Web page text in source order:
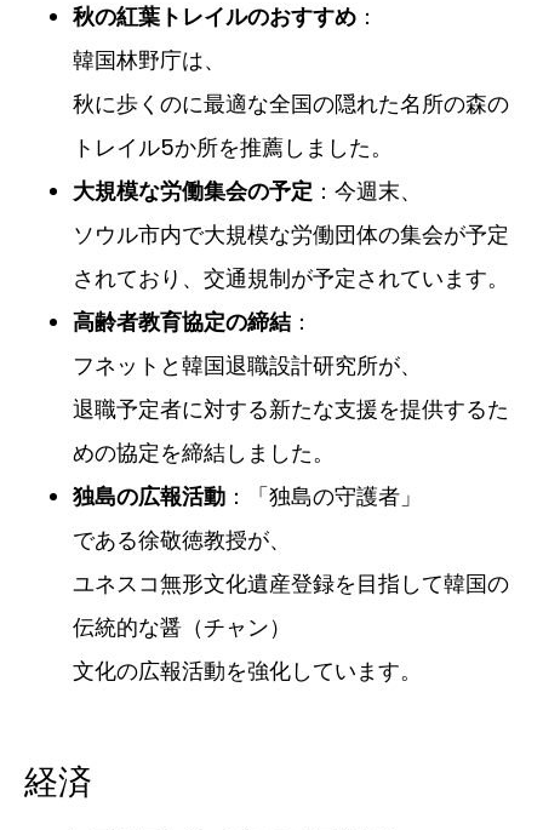
秋の紅葉トレイルのおすすめ ：
韓国林野庁は、
秋に歩くのに最適な全国の隠れた名所の森の
トレイル5か所を推薦しました。
大規模な労働集会の予定 ：今週末、
ソウル市内で大規模な労働団体の集会が予定
されており、交通規制が予定されています。
高齢者教育協定の締結 ：
フネットと韓国退職設計研究所が、
退職予定者に対する新たな支援を提供するた
めの協定を締結しました。
独島の広報活動 ：「独島の守護者」
である徐敬徳教授が、
ユネスコ無形文化遺産登録を目指して韓国の
伝統的な醤（チャン）
文化の広報活動を強化しています。
経済